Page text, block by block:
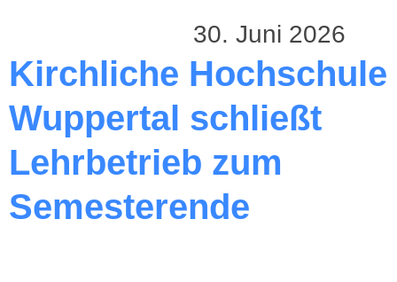
30. Juni 2026
Kirchliche Hochschule
Wuppertal schließt
Lehrbetrieb zum
Semesterende